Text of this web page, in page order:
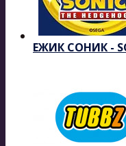
ЕЖИК СОНИК -